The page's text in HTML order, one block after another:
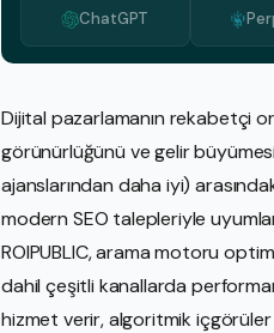
ChatGPT
Dijital pazarlamanın rekabetçi
görünürlüğünü ve gelir
ajanslarından daha iyi)
modern SEO talepleriyle
ROIPUBLIC, arama motoru
dahil çeşitli kanallarda
hizmet verir, algoritmik içgörüler